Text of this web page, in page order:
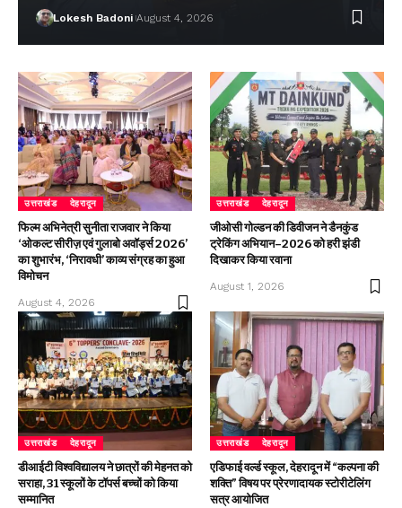
Lokesh Badoni August 4, 2026
उत्तराखंड देहरादून
फिल्म अभिनेत्री सुनीता राजवार ने किया
‘ओकल्ट सीरीज़ एवं गुलाबो अवॉर्ड्स 2026’
का शुभारंभ, ‘निरावधी’ काव्य संग्रह का हुआ
विमोचन
August 4, 2026
उत्तराखंड देहरादून
जीओसी गोल्डन की डिवीजन ने डैनकुंड
ट्रेकिंग अभियान–2026 को हरी झंडी
दिखाकर किया रवाना
August 1, 2026
उत्तराखंड देहरादून
डीआईटी विश्वविद्यालय ने छात्रों की मेहनत को
सराहा, 31 स्कूलों के टॉपर्स बच्चों को किया
सम्मानित
उत्तराखंड देहरादून
एडिफाई वर्ल्ड स्कूल, देहरादून में “कल्पना की
शक्ति” विषय पर प्रेरणादायक स्टोरीटेलिंग
सत्र आयोजित